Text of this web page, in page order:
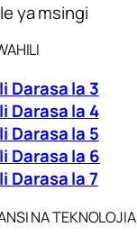
ya msingi
Darasa la 3
Darasa la 4
Darasa la 5
Darasa la 6
Darasa la 7
NA TEKNOLOJIA